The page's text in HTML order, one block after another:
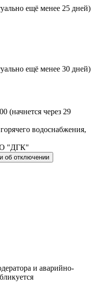
ещё менее 25 дней)
ещё менее 30 дней)
(начнется через 29
водоснабжения,
"ДГК"
об отключении
и аварийно-